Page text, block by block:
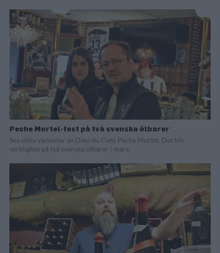
Peche Mortel-fest på två svenska ölbarer
Sex olika varianter av Dieu du Ciels Peche Mortel. Det blir
verklighet på två svenska ölbarer i mars.